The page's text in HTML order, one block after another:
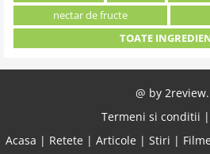
nectar de fructe
TOATE
@ by
Termeni si conditii |
Acasa | Retete | Articole | Stiri |